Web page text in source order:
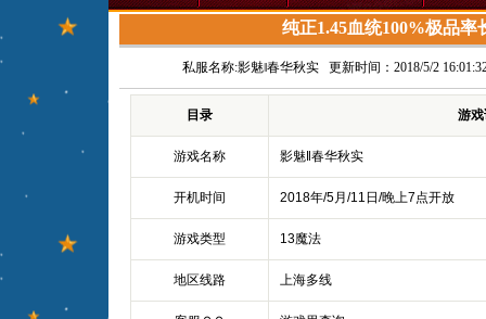
纯正1.45血统100%极品率
私服名称:影魅‖春华秋实更新时间：2018/5/2
目录 游
游戏名称 影魅‖春华秋实
开机时间 2018年/5月/11日/晚上7点开放
游戏类型 13魔法
地区线路 上海多线